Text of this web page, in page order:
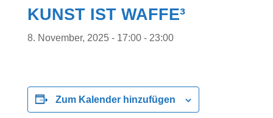
KUNST IST WAFFE³
8. November, 2025 - 17:00- 23:00
Zum Kalender hinzufügen